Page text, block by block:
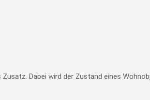
Dabei wird der Zustand eines